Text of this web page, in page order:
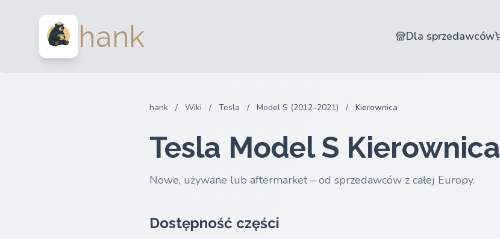
hank Dla sprzedawców
hank / Wiki / Tesla / Model S (2012–2021) / Kierownica
Tesla Model S Kierownica
Nowe, używane lub aftermarket – od sprzedawców z całej Europy.
Dostępność części